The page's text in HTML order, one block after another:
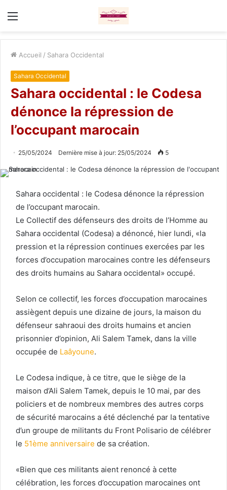
Menu
Accueil / Sahara Occidental
Sahara Occidental
Sahara occidental : le Codesa
dénonce la répression de
l’occupant marocain
25/05/2024 Dernière mise à jour: 25/05/2024 5
Sahara occidental : le Codesa dénonce la répression
de l’occupant marocain.
Le Collectif des défenseurs des droits de l’Homme au
Sahara occidental (Codesa) a dénoncé, hier lundi, «la
pression et la répression continues exercées par les
forces d’occupation marocaines contre les défenseurs
des droits humains au Sahara occidental» occupé.
Selon ce collectif, les forces d’occupation marocaines
assiègent depuis une dizaine de jours, la maison du
défenseur sahraoui des droits humains et ancien
prisonnier d’opinion, Ali Salem Tamek, dans la ville
occupée de Laâyoune.
Le Codesa indique, à ce titre, que le siège de la
maison d’Ali Salem Tamek, depuis le 10 mai, par des
policiers et de nombreux membres des autres corps
de sécurité marocains a été déclenché par la tentative
d’un groupe de militants du Front Polisario de célébrer
le 51ème anniversaire de sa création.
«Bien que ces militants aient renoncé à cette
célébration, les forces d’occupation marocaines ont